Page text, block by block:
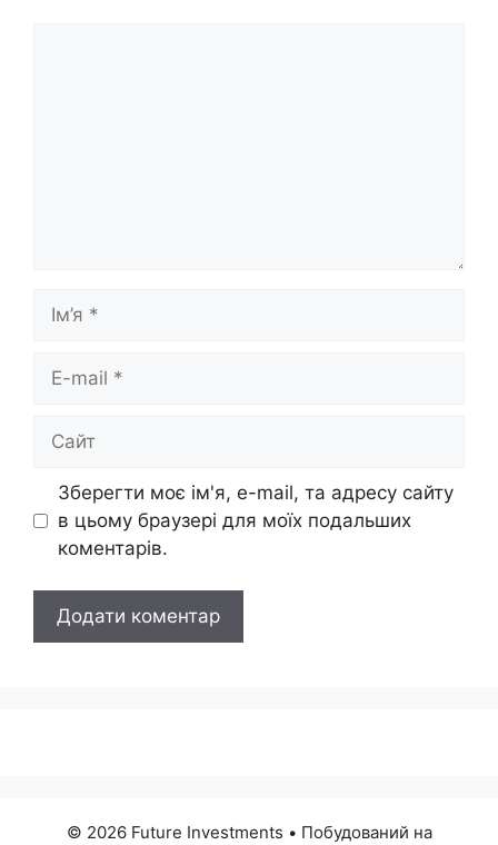
mail
Зберегти моє ім'я, e-mail, та адресу сайту
в цьому браузері для моїх подальших
коментарів.
© 2026 Future Investments • Побудований на